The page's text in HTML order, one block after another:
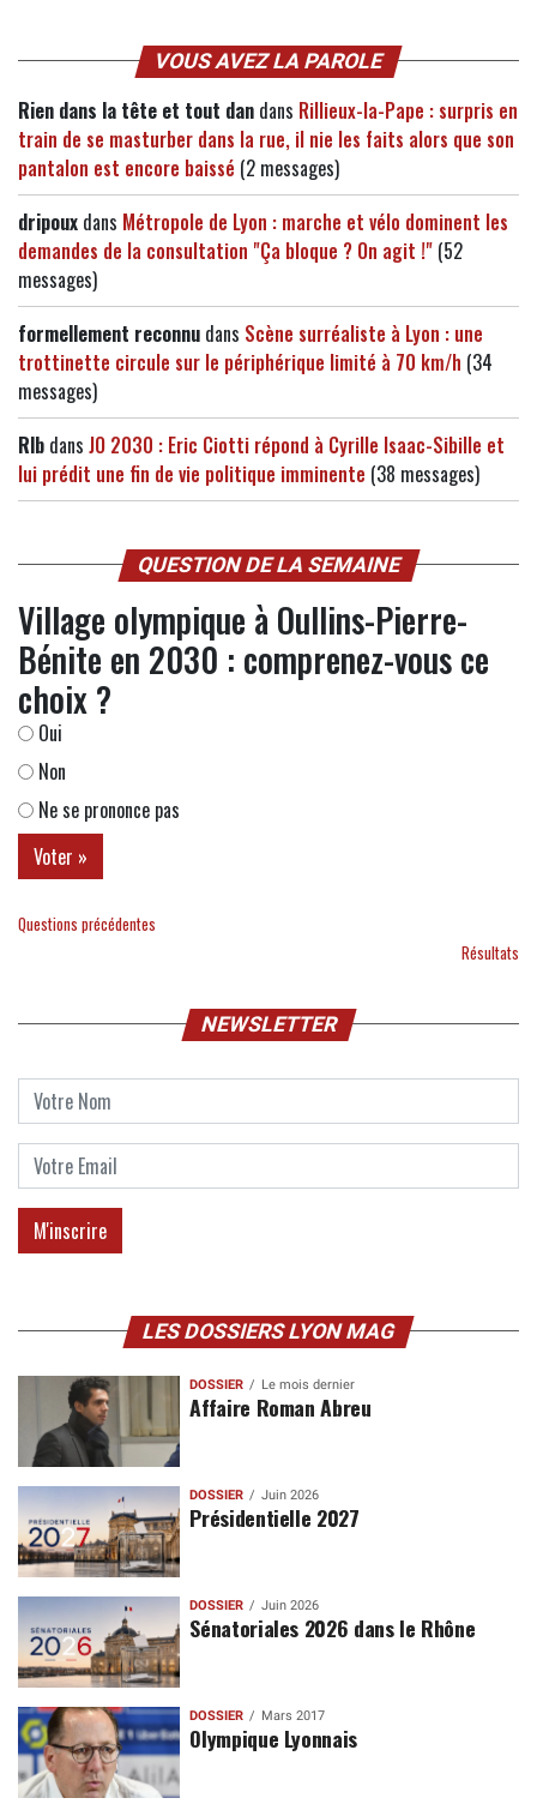
VOUS AVEZ LA PAROLE
Rien dans la tête et tout dan dans Rillieux-la-Pape : surpris en
train de se masturber dans la rue, il nie les faits alors que son
pantalon est encore baissé (2 messages)
dripoux dans Métropole de Lyon : marche et vélo dominent les
demandes de la consultation "Ça bloque ? On agit !" (52
messages)
formellement reconnu dans Scène surréaliste à Lyon : une
trottinette circule sur le périphérique limité à 70 km/h (34
messages)
Rlb dans JO 2030 : Eric Ciotti répond à Cyrille Isaac-Sibille et
lui prédit une fin de vie politique imminente (38 messages)
QUESTION DE LA SEMAINE
Village olympique à Oullins-Pierre-
Bénite en 2030 : comprenez-vous ce
choix ?
Oui
Non
Ne se prononce pas
Questions précédentes
Résultats
NEWSLETTER
LES DOSSIERS LYON MAG
DOSSIER Le mois dernier
Affaire Roman Abreu
DOSSIER Juin 2026
Présidentielle 2027
DOSSIER Juin 2026
Sénatoriales 2026 dans le Rhône
DOSSIER Mars 2017
Olympique Lyonnais